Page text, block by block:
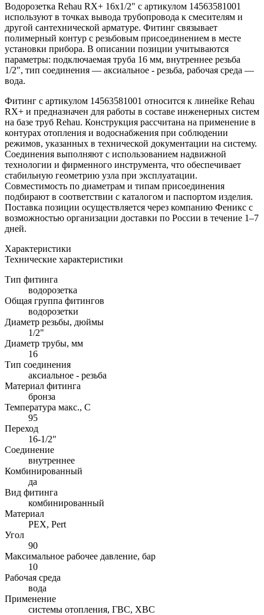
Водорозетка Rehau RX+ 16x1/2" с артикулом 14563581001
используют в точках вывода трубопровода к смесителям и
другой сантехнической арматуре. Фитинг связывает
полимерный контур с резьбовым присоединением в месте
установки прибора. В описании позиции учитываются
параметры: подключаемая труба 16 мм, внутреннее резьба
1/2", тип соединения — аксиальное - резьба, рабочая среда —
вода.
Фитинг с артикулом 14563581001 относится к линейке Rehau
RX+ и предназначен для работы в составе инженерных систем
на базе труб Rehau. Конструкция рассчитана на применение в
контурах отопления и водоснабжения при соблюдении
режимов, указанных в технической документации на систему.
Соединения выполняют с использованием надвижной
технологии и фирменного инструмента, что обеспечивает
стабильную геометрию узла при эксплуатации.
Совместимость по диаметрам и типам присоединения
подбирают в соответствии с каталогом и паспортом изделия.
Поставка позиции осуществляется через компанию Феникс с
возможностью организации доставки по России в течение 1–7
дней.
Характеристики
Технические характеристики
Тип фитинга
водорозетка
Общая группа фитингов
водорозетки
Диаметр резьбы, дюймы
1/2"
Диаметр трубы, мм
16
Тип соединения
аксиальное - резьба
Материал фитинга
бронза
Температура макс., С
95
Переход
16-1/2"
Соединение
внутреннее
Комбинированный
да
Вид фитинга
комбинированный
Материал
PEX, Pert
Угол
90
Максимальное рабочее давление, бар
10
Рабочая среда
вода
Применение
системы отопления, ГВС, ХВС